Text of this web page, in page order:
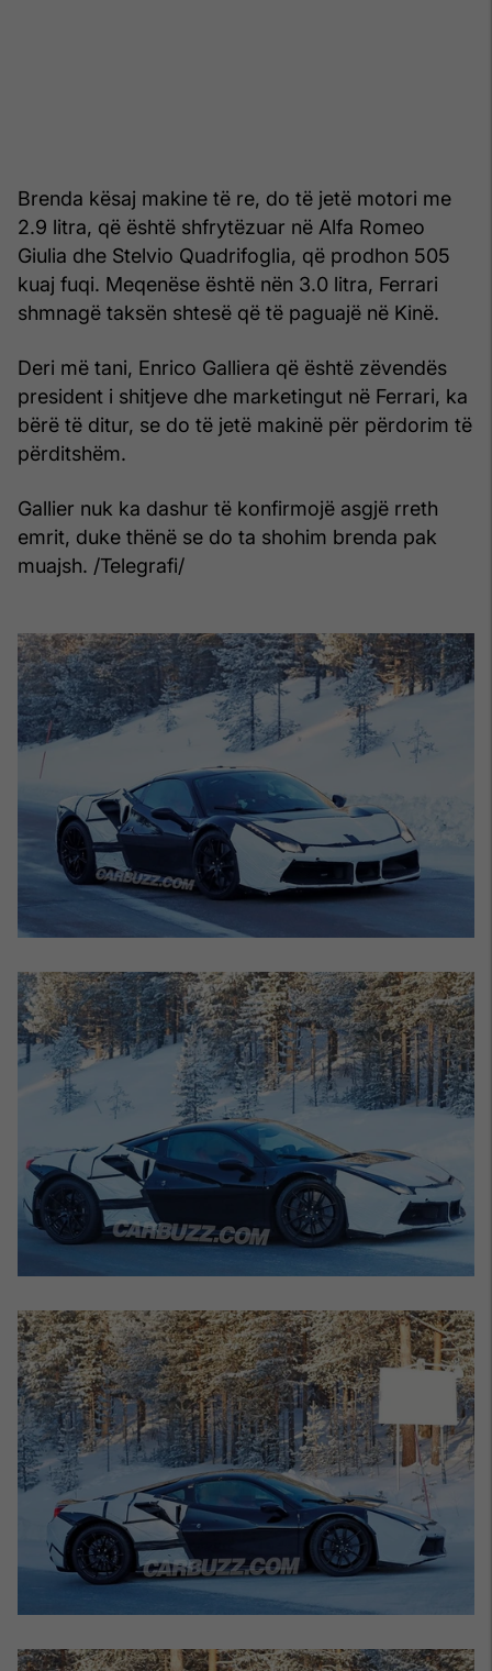
Brenda kësaj makine të re, do të jetë motori me
2.9 litra, që është shfrytëzuar në Alfa Romeo
Giulia dhe Stelvio Quadrifoglia, që prodhon 505
kuaj fuqi. Meqenëse është nën 3.0 litra, Ferrari
shmnagë taksën shtesë që të paguajë në Kinë.
Deri më tani, Enrico Galliera që është zëvendës
president i shitjeve dhe marketingut në Ferrari, ka
bërë të ditur, se do të jetë makinë për përdorim të
përditshëm.
Gallier nuk ka dashur të konfirmojë asgjë rreth
emrit, duke thënë se do ta shohim brenda pak
muajsh. /Telegrafi/